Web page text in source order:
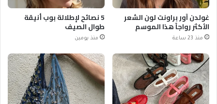
غولدن آور براونت لون الشعر
الأكثر رواجاً هذا الموسم
منذ 23 ساعة
5 نصائح لإطلالة بوب أنيقة
طوال الصيف
منذ يومين